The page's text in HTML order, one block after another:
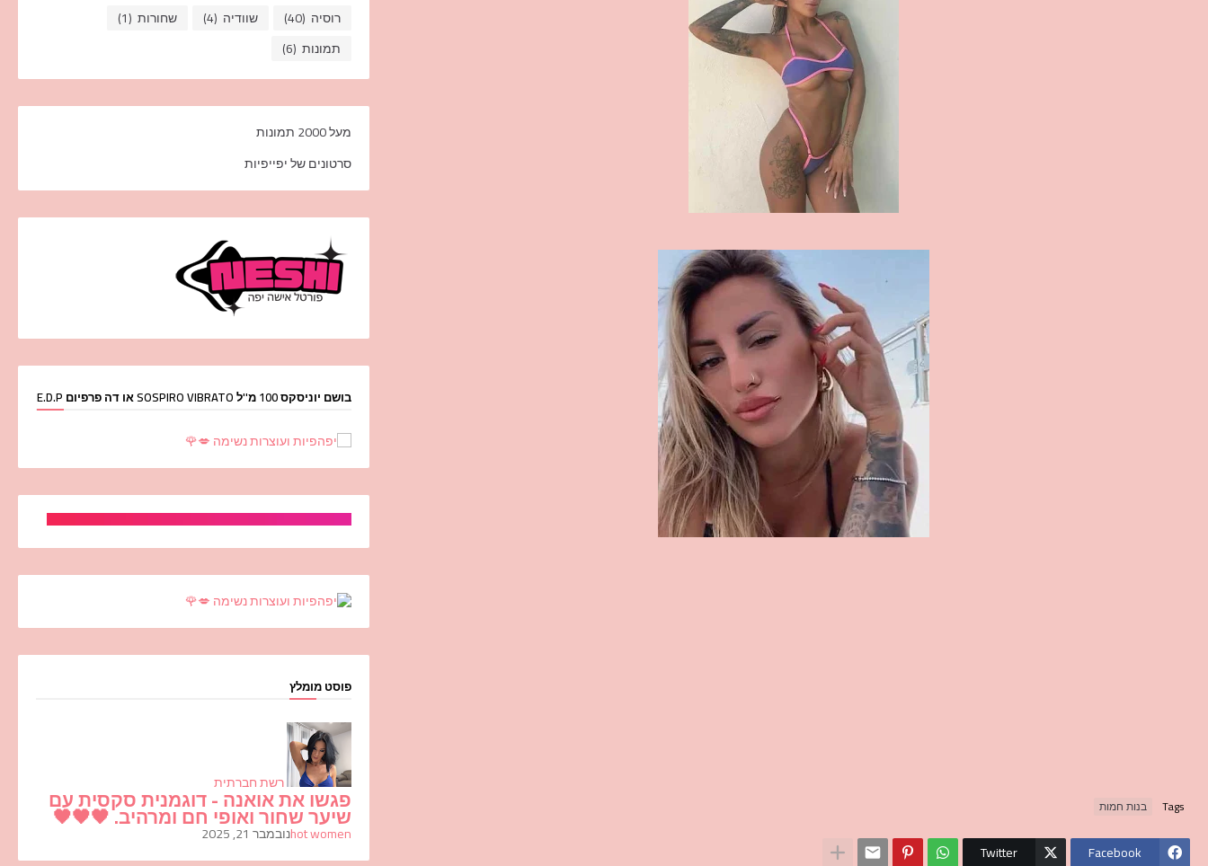
Tags בנות חמות
Facebook
Twitter
רוסיה (40) שוודיה (4) שחורות (1)
תמונות (6)
מעל 2000 תמונות
סרטונים של יפייפיות
בושם יוניסקס 100 מ''ל SOSPIRO VIBRATO או דה פרפיום E.D.P
פוסט מומלץ
רשת חברתית
פגשו את אואנה - דוגמנית סקסית עם
שיער שחור ואופי חם ומרהיב. 🖤🖤🖤
hot womenנובמבר 21, 2025